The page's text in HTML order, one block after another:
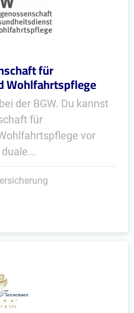
für
Wohlfahrtspflege
der BGW. Du kannst
für
vor